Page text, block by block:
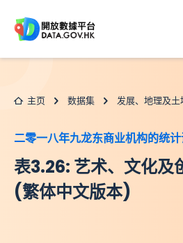
主页 数据集 发展、地理及土
二零一八年九龙东商业机构的统
表3.26: 艺术、文化及
(繁体中文版本)